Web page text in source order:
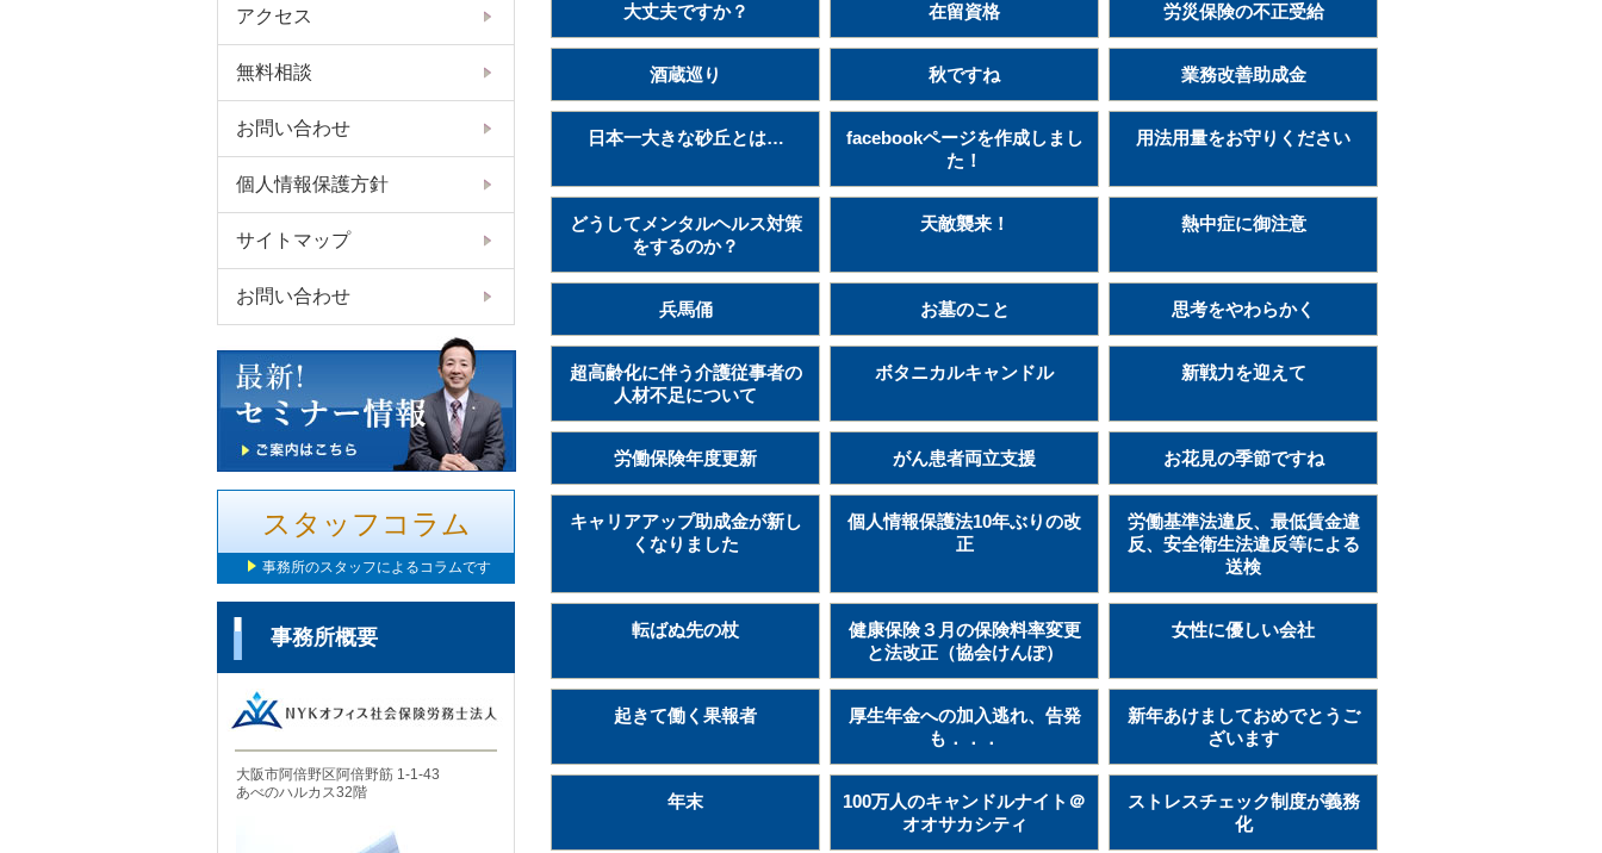
大丈夫ですか？ 在留資格 労災保険の不正受給
酒蔵巡り 秋ですね 業務改善助成金
日本一大きな砂丘とは…
facebookページを作成しまし
た！
用法用量をお守りください
どうしてメンタルヘルス対策
をするのか？
天敵襲来！ 熱中症に御注意
兵馬俑 お墓のこと 思考をやわらかく
超高齢化に伴う介護従事者の
人材不足について
ボタニカルキャンドル 新戦力を迎えて
労働保険年度更新 がん患者両立支援 お花見の季節ですね
キャリアアップ助成金が新し
くなりました
個人情報保護法10年ぶりの改
正
労働基準法違反、最低賃金違
反、安全衛生法違反等による
送検
転ばぬ先の杖
健康保険３月の保険料率変更
と法改正（協会けんぽ）
女性に優しい会社
起きて働く果報者
厚生年金への加入逃れ、告発
も．．．
新年あけましておめでとうご
ざいます
年末
100万人のキャンドルナイト＠
オオサカシティ
ストレスチェック制度が義務
化
アクセス
無料相談
お問い合わせ
個人情報保護方針
サイトマップ
お問い合わせ
スタッフコラム
事務所のスタッフによるコラムです
事務所概要
大阪市阿倍野区阿倍野筋 1-1-43
あべのハルカス32階